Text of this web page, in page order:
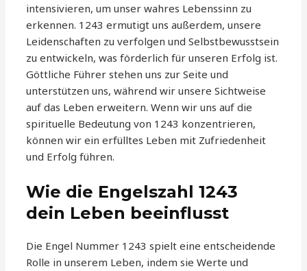
intensivieren, um unser wahres Lebenssinn zu
erkennen. 1243 ermutigt uns außerdem, unsere
Leidenschaften zu verfolgen und Selbstbewusstsein
zu entwickeln, was förderlich für unseren Erfolg ist.
Göttliche Führer stehen uns zur Seite und
unterstützen uns, während wir unsere Sichtweise
auf das Leben erweitern. Wenn wir uns auf die
spirituelle Bedeutung von 1243 konzentrieren,
können wir ein erfülltes Leben mit Zufriedenheit
und Erfolg führen.
Wie die Engelszahl 1243
dein Leben beeinflusst
Die Engel Nummer 1243 spielt eine entscheidende
Rolle in unserem Leben, indem sie Werte und